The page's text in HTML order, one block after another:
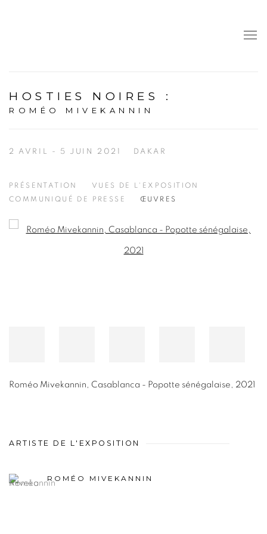
HOSTIES NOIRES :
ROMÉO MIVEKANNIN
2 AVRIL - 5 JUIN 2021 DAKAR
PRÉSENTATION
VUES DE L'EXPOSITION
COMMUNIQUÉ DE PRESSE
ŒUVRES
Open a larger version of the following image in a popup:
Roméo Mivekannin Casablanca - Popotte sénégalaise 2021
ARTISTE DE L'EXPOSITION
ROMÉO MIVEKANNIN